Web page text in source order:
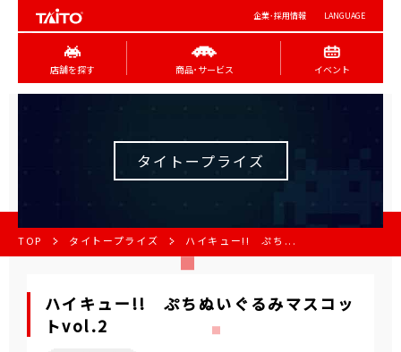
企業･採用情報 LANGUAGE
店舗を探す 商品･サービス イベント
タイトープライズ
TOP タイトープライズ ハイキュー!! ぷち...
ハイキュー!! ぷちぬいぐるみマスコッ
トvol.2